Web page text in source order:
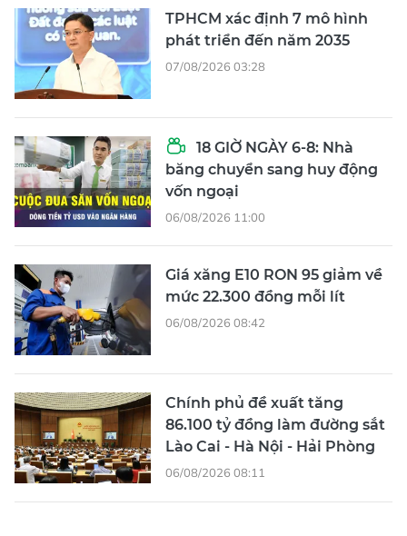
TPHCM xác định 7 mô hình
phát triển đến năm 2035
07/08/2026 03:28
18 GIỜ NGÀY 6-8: Nhà
băng chuyển sang huy động
vốn ngoại
06/08/2026 11:00
Giá xăng E10 RON 95 giảm về
mức 22.300 đồng mỗi lít
06/08/2026 08:42
Chính phủ đề xuất tăng
86.100 tỷ đồng làm đường sắt
Lào Cai - Hà Nội - Hải Phòng
06/08/2026 08:11